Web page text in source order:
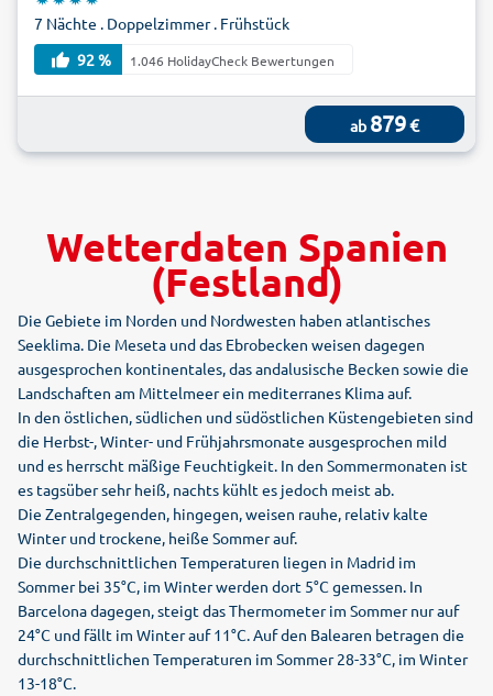
7 Nächte . Doppelzimmer . Frühstück
92 %
1.046 HolidayCheck Bewertungen
ab 879€
Wetterdaten Spanien
(Festland)
Die Gebiete im Norden und Nordwesten haben atlantisches
Seeklima. Die Meseta und das Ebrobecken weisen dagegen
ausgesprochen kontinentales, das andalusische Becken sowie die
Landschaften am Mittelmeer ein mediterranes Klima auf.
In den östlichen, südlichen und südöstlichen Küstengebieten sind
die Herbst-, Winter- und Frühjahrsmonate ausgesprochen mild
und es herrscht mäßige Feuchtigkeit. In den Sommermonaten ist
es tagsüber sehr heiß, nachts kühlt es jedoch meist ab.
Die Zentralgegenden, hingegen, weisen rauhe, relativ kalte
Winter und trockene, heiße Sommer auf.
Die durchschnittlichen Temperaturen liegen in Madrid im
Sommer bei 35°C, im Winter werden dort 5°C gemessen. In
Barcelona dagegen, steigt das Thermometer im Sommer nur auf
24°C und fällt im Winter auf 11°C. Auf den Balearen betragen die
durchschnittlichen Temperaturen im Sommer 28-33°C, im Winter
13-18°C.